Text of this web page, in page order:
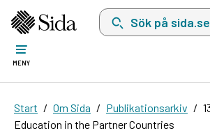
Sök på sida.se,
MENY
Start Om Sida Publikationsarkiv
Education in the Partner Countries